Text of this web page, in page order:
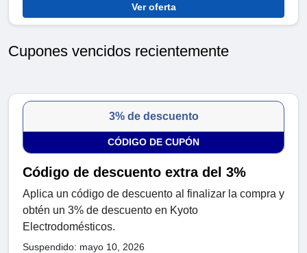
Ver oferta
Cupones vencidos recientemente
3% de descuento
CÓDIGO DE CUPÓN
Código de descuento extra del 3%
Aplica un código de descuento al finalizar la compra y
obtén un 3% de descuento en Kyoto
Electrodomésticos.
Suspendido: mayo 10, 2026